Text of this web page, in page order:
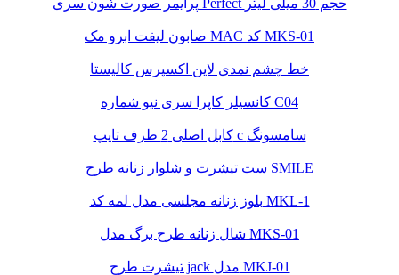
پرایمر صورت شون سری Perfect حجم 30 میلی لیتر
صابون لیفت ابرو مک MAC کد MKS-01
خط چشم نمدی لاین اکسپرس کالیستا
کانسیلر کاپرا سری نیو شماره C04
کابل اصلی 2 طرف تایپ c سامسونگ
ست تیشرت و شلوار زنانه طرح SMILE
بلوز زنانه مجلسی مدل لمه کد MKL-1
شال زنانه طرح برگ مدل MKS-01
تیشرت طرح jack مدل MKJ-01